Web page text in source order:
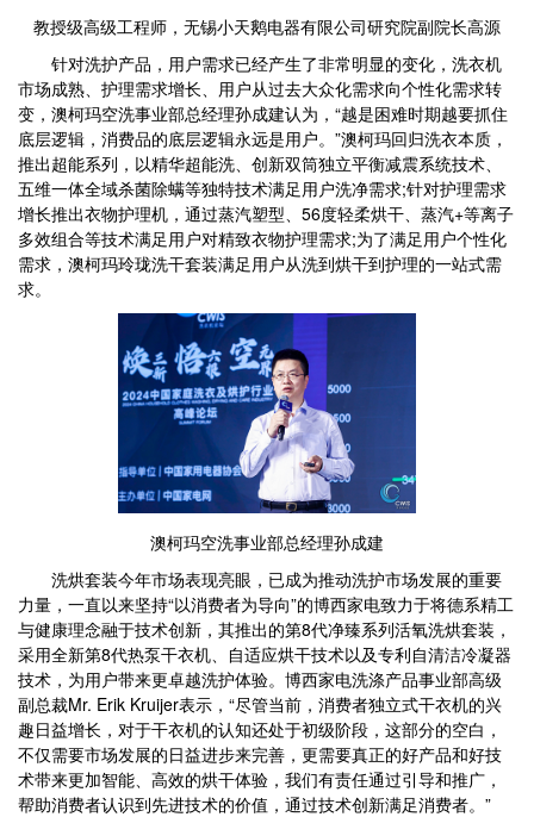
教授级高级工程师，无锡小天鹅电器有限公司研究院副院长高源
针对洗护产品，用户需求已经产生了非常明显的变化，洗衣机
市场成熟、护理需求增长、用户从过去大众化需求向个性化需求转
变，澳柯玛空洗事业部总经理孙成建认为，“越是困难时期越要抓住
底层逻辑，消费品的底层逻辑永远是用户。”澳柯玛回归洗衣本质，
推出超能系列，以精华超能洗、创新双筒独立平衡减震系统技术、
五维一体全域杀菌除螨等独特技术满足用户洗净需求;针对护理需求
增长推出衣物护理机，通过蒸汽塑型、56度轻柔烘干、蒸汽+等离子
多效组合等技术满足用户对精致衣物护理需求;为了满足用户个性化
需求，澳柯玛玲珑洗干套装满足用户从洗到烘干到护理的一站式需
求。
澳柯玛空洗事业部总经理孙成建
洗烘套装今年市场表现亮眼，已成为推动洗护市场发展的重要
力量，一直以来坚持“以消费者为导向”的博西家电致力于将德系精工
与健康理念融于技术创新，其推出的第8代净臻系列活氧洗烘套装，
采用全新第8代热泵干衣机、自适应烘干技术以及专利自清洁冷凝器
技术，为用户带来更卓越洗护体验。博西家电洗涤产品事业部高级
副总裁Mr. Erik Kruijer表示，“尽管当前，消费者独立式干衣机的兴
趣日益增长，对于干衣机的认知还处于初级阶段，这部分的空白，
不仅需要市场发展的日益进步来完善，更需要真正的好产品和好技
术带来更加智能、高效的烘干体验，我们有责任通过引导和推广，
帮助消费者认识到先进技术的价值，通过技术创新满足消费者。”